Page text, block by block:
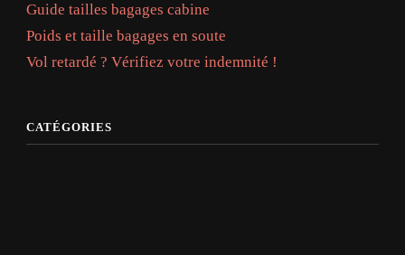
Guide tailles bagages cabine
Poids et taille bagages en soute
Vol retardé ? Vérifiez votre indemnité !
CATÉGORIES